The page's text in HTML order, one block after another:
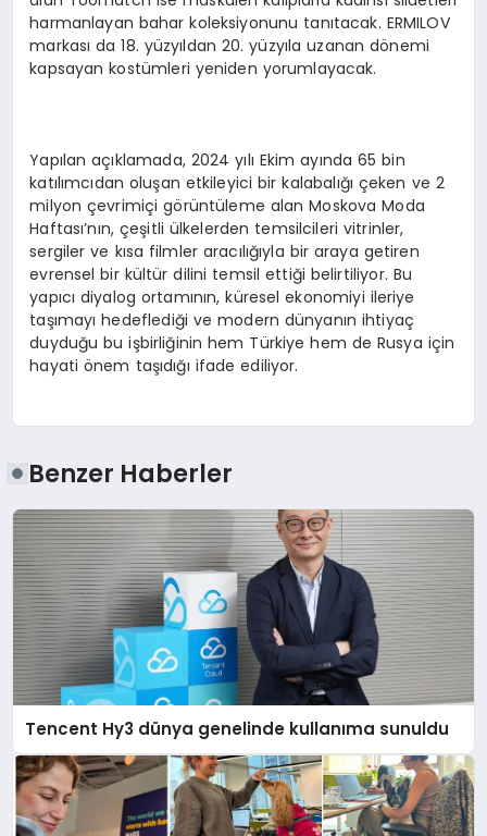
harmanlayan bahar koleksiyonunu tanıtacak. ERMILOV
markası da 18. yüzyıldan 20. yüzyıla uzanan dönemi
kapsayan kostümleri yeniden yorumlayacak.
Yapılan açıklamada, 2024 yılı Ekim ayında 65 bin
katılımcıdan oluşan etkileyici bir kalabalığı çeken ve 2
milyon çevrimiçi görüntüleme alan Moskova Moda
Haftası’nın, çeşitli ülkelerden temsilcileri vitrinler,
sergiler ve kısa filmler aracılığıyla bir araya getiren
evrensel bir kültür dilini temsil ettiği belirtiliyor. Bu
yapıcı diyalog ortamının, küresel ekonomiyi ileriye
taşımayı hedeflediği ve modern dünyanın ihtiyaç
duyduğu bu işbirliğinin hem Türkiye hem de Rusya için
hayati önem taşıdığı ifade ediliyor.
Benzer Haberler
Tencent Hy3 dünya genelinde kullanıma sunuldu